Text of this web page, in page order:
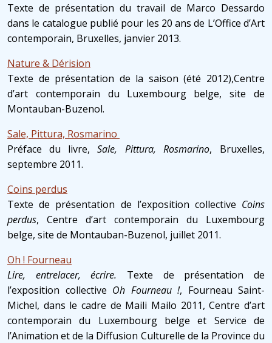
Texte de présentation du travail de Marco Dessardo
dans le catalogue publié pour les 20 ans de L’Office d’Art
contemporain, Bruxelles, janvier 2013.
Nature & Dérision
Texte de présentation de la saison (été 2012),Centre
d’art contemporain du Luxembourg belge, site de
Montauban-Buzenol.
Sale, Pittura, Rosmarino
Préface du livre, Sale, Pittura, Rosmarino, Bruxelles,
septembre 2011.
Coins perdus
Texte de présentation de l’exposition collective Coins
perdus, Centre d’art contemporain du Luxembourg
belge, site de Montauban-Buzenol, juillet 2011.
Oh ! Fourneau
Lire, entrelacer, écrire. Texte de présentation de
l’exposition collective Oh Fourneau !, Fourneau Saint-
Michel, dans le cadre de Maili Mailo 2011, Centre d’art
contemporain du Luxembourg belge et Service de
l’Animation et de la Diffusion Culturelle de la Province du